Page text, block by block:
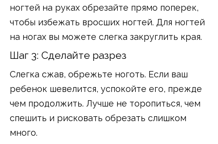
ногтей на руках обрезайте прямо поперек,
чтобы избежать вросших ногтей. Для ногтей
на ногах вы можете слегка закруглить края.
Шаг 3: Сделайте разрез
Слегка сжав, обрежьте ноготь. Если ваш
ребенок шевелится, успокойте его, прежде
чем продолжить. Лучше не торопиться, чем
спешить и рисковать обрезать слишком
много.